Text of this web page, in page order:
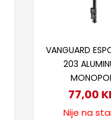
VANGUARD
203
77,00
Nije na